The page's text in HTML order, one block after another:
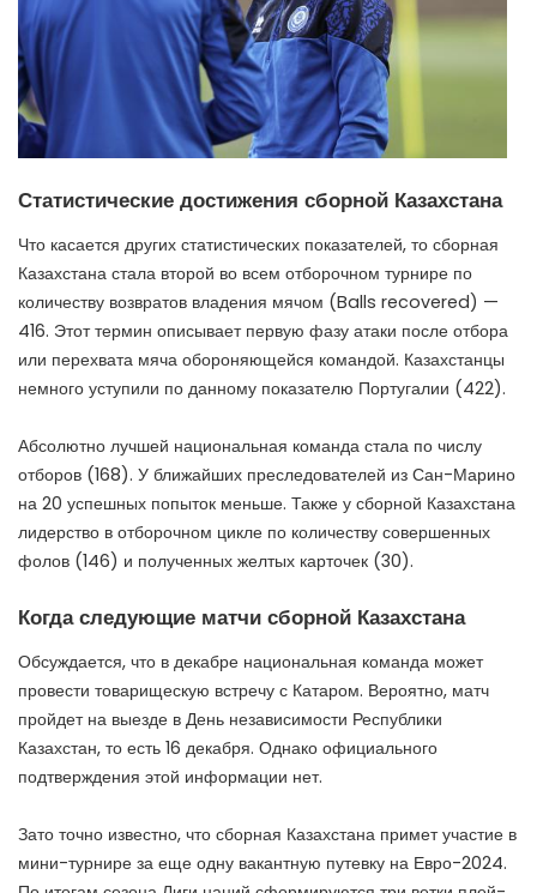
Статистические достижения сборной Казахстана
Что касается других статистических показателей, то сборная
Казахстана стала второй во всем отборочном турнире по
количеству возвратов владения мячом (Balls recovered) —
416. Этот термин описывает первую фазу атаки после отбора
или перехвата мяча обороняющейся командой. Казахстанцы
немного уступили по данному показателю Португалии (422).
Абсолютно лучшей национальная команда стала по числу
отборов (168). У ближайших преследователей из Сан-Марино
на 20 успешных попыток меньше. Также у сборной Казахстана
лидерство в отборочном цикле по количеству совершенных
фолов (146) и полученных желтых карточек (30).
Когда следующие матчи сборной Казахстана
Обсуждается, что в декабре национальная команда может
провести товарищескую встречу с Катаром. Вероятно, матч
пройдет на выезде в День независимости Республики
Казахстан, то есть 16 декабря. Однако официального
подтверждения этой информации нет.
Зато точно известно, что сборная Казахстана примет участие в
мини-турнире за еще одну вакантную путевку на Евро-2024.